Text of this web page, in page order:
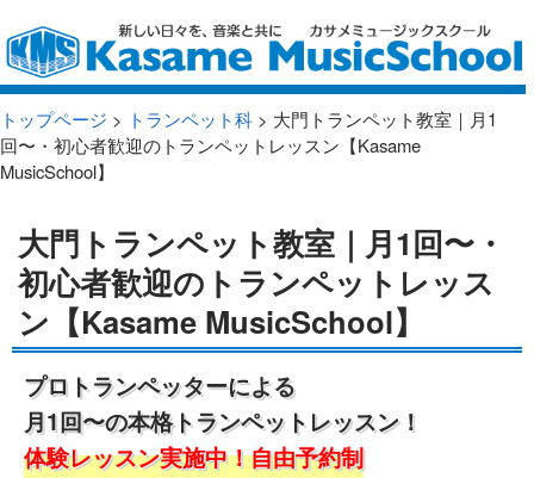
トップページ > トランペット科 > 大門トランペット教室｜月1
回〜・初心者歓迎のトランペットレッスン【Kasame
MusicSchool】
大門トランペット教室｜月1回〜・
初心者歓迎のトランペットレッス
ン【Kasame MusicSchool】
プロトランペッターによる
月1回〜の本格トランペットレッスン！
体験レッスン実施中！自由予約制